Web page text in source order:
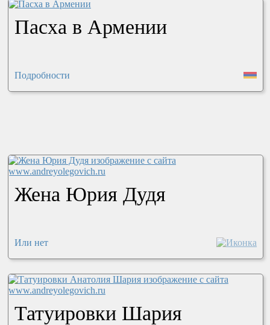
Пасха в Армении
Подробности
Жена Юрия Дудя
Или нет
Татуировки Шария